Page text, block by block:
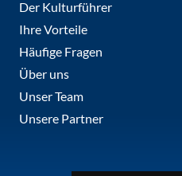
Der Kulturführer
Ihre Vorteile
Häufige Fragen
Über uns
Unser Team
Unsere Partner